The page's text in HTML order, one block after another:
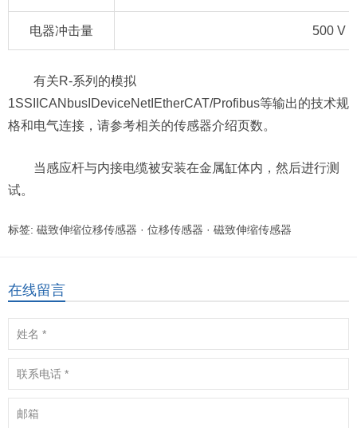
电器冲击量 500 V
有关R-系列的模拟
1SSIICANbusIDeviceNetIEtherCAT/Profibus等输出的技术规
格和电气连接，请参考相关的传感器介绍页数。
当感应杆与内接电缆被安装在金属缸体内，然后进行测
试。
标签: 磁致伸缩位移传感器 · 位移传感器 · 磁致伸缩传感器
在线留言